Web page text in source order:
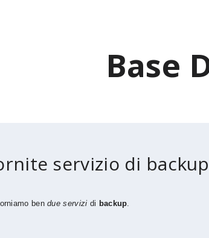
Base
servizio di
bendue servizi di backup.